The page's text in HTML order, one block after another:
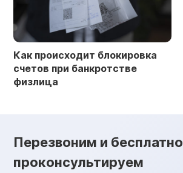
Как происходит блокировка
счетов при банкротстве
физлица
Перезвоним и бесплатно
проконсультируем